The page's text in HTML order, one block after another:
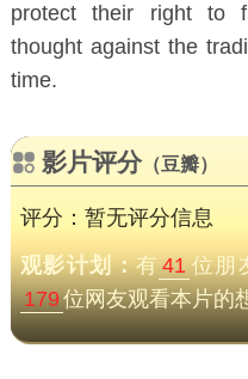
protect their right to
thought against the
time.
影片评分（豆瓣）
评分：暂无评分信息
观影计划： 有 41 位朋
179位网友观看本片的